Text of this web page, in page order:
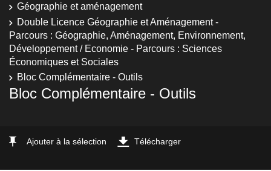
Géographie et aménagement
Double Licence Géographie et Aménagement -
Parcours : Géographie, Aménagement, Environnement,
Développement / Economie - Parcours : Sciences
Économiques et Sociales
Bloc Complémentaire - Outils
Bloc Complémentaire - Outils
Ajouter à la sélection Télécharger